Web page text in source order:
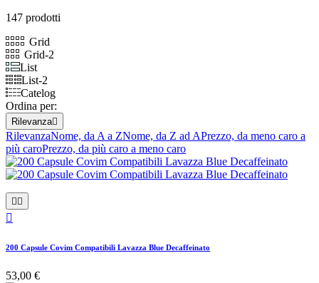
147 prodotti
Grid
Grid-2
List
List-2
Catelog
Ordina per:
Rilevanza
RilevanzaNome, da A a ZNome, da Z ad APrezzo, da meno caro a
più caroPrezzo, da più caro a meno caro
 

200 Capsule Covim Compatibili Lavazza Blue Decaffeinato
53,00 €